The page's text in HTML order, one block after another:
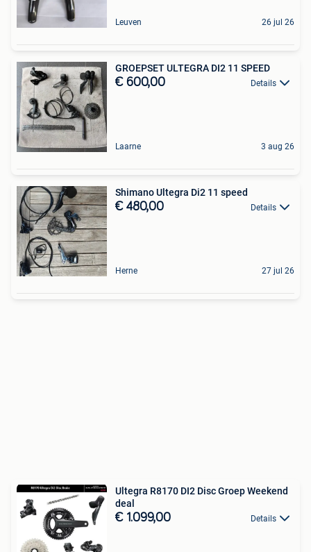
Leuven 26 jul 26
GROEPSET ULTEGRA DI2 11 SPEED
€ 600,00 Details
Laarne 3 aug 26
Shimano Ultegra Di2 11 speed
€ 480,00 Details
Herne 27 jul 26
Ultegra R8170 DI2 Disc Groep Weekend
deal
€ 1.099,00 Details